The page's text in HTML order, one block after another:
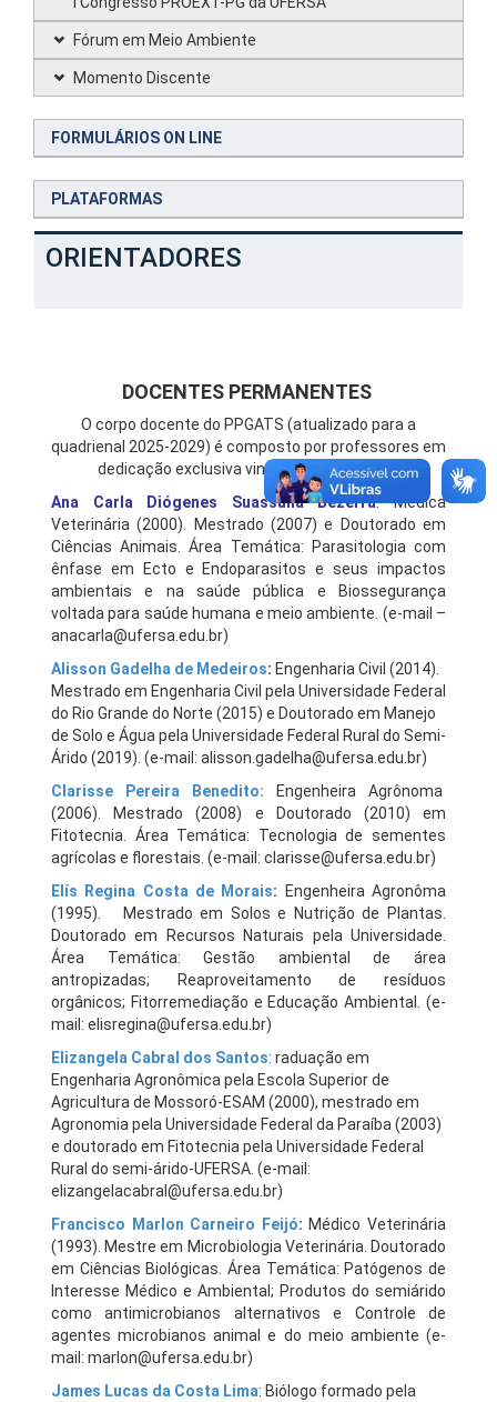
Fórum em Meio Ambiente
Momento Discente
FORMULÁRIOS ON LINE
PLATAFORMAS
ORIENTADORES
DOCENTES PERMANENTES
O corpo docente do PPGATS (atualizado para a
quadrienal 2025-2029) é composto por professores em
dedicação exclusiva vinculados à UFERSA .
Ana Carla Diógenes Suassuna Bezerra: Médica
Veterinária (2000). Mestrado (2007) e Doutorado em
Ciências Animais. Área Temática: Parasitologia com
ênfase em Ecto e Endoparasitos e seus impactos
ambientais e na saúde pública e Biossegurança
voltada para saúde humana e meio ambiente. (e-mail –
anacarla@ufersa.edu.br)
Alisson Gadelha de Medeiros: Engenharia Civil (2014).
Mestrado em Engenharia Civil pela Universidade Federal
do Rio Grande do Norte (2015) e Doutorado em Manejo
de Solo e Água pela Universidade Federal Rural do Semi-
Árido (2019). (e-mail: alisson.gadelha@ufersa.edu.br)
Clarisse Pereira Benedito:
Engenheira Agrônoma
(2006). Mestrado (2008) e Doutorado (2010) em
Fitotecnia. Área Temática: Tecnologia de sementes
agrícolas e florestais. (e-mail: clarisse@ufersa.edu.br)
Elís Regina Costa de Morais:
Engenheira Agronôma
(1995). Mestrado em Solos e Nutrição de Plantas.
Doutorado em Recursos Naturais pela Universidade.
Área Temática: Gestão ambiental de área
antropizadas; Reaproveitamento de resíduos
orgânicos; Fitorremediação e Educação Ambiental. (e-
mail: elisregina@ufersa.edu.br)
Elizangela Cabral dos Santos: raduação em
Engenharia Agronômica pela Escola Superior de
Agricultura de Mossoró-ESAM (2000), mestrado em
Agronomia pela Universidade Federal da Paraíba (2003)
e doutorado em Fitotecnia pela Universidade Federal
Rural do semi-árido-UFERSA. (e-mail:
elizangelacabral@ufersa.edu.br)
Francisco Marlon Carneiro Feijó: Médico Veterinária
(1993). Mestre em Microbiologia Veterinária. Doutorado
em Ciências Biológicas. Área Temática: Patógenos de
Interesse Médico e Ambiental; Produtos do semiárido
como antimicrobianos alternativos e Controle de
agentes microbianos animal e do meio ambiente (e-
mail: marlon@ufersa.edu.br)
James Lucas da Costa Lima: Biólogo formado pela